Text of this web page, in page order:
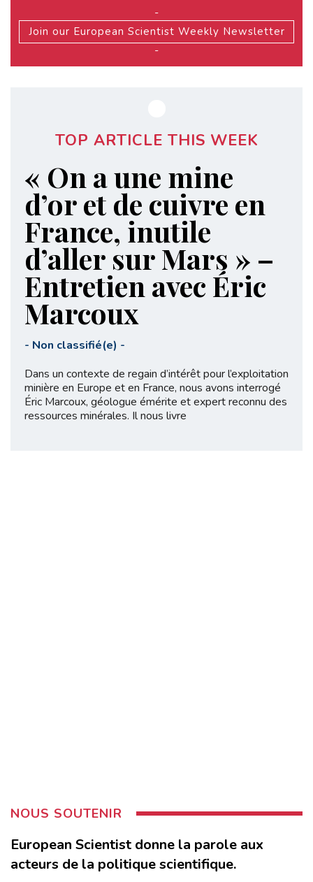
-
Join our European Scientist Weekly Newsletter
-
TOP ARTICLE THIS WEEK
« On a une mine
d’or et de cuivre en
France, inutile
d’aller sur Mars » –
Entretien avec Éric
Marcoux
- Non classifié(e) -
Dans un contexte de regain d’intérêt pour l’exploitation
minière en Europe et en France, nous avons interrogé
Éric Marcoux, géologue émérite et expert reconnu des
ressources minérales. Il nous livre
NOUS SOUTENIR
European Scientist donne la parole aux
acteurs de la politique scientifique.